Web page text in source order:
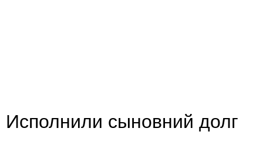
Исполнили сыновний долг